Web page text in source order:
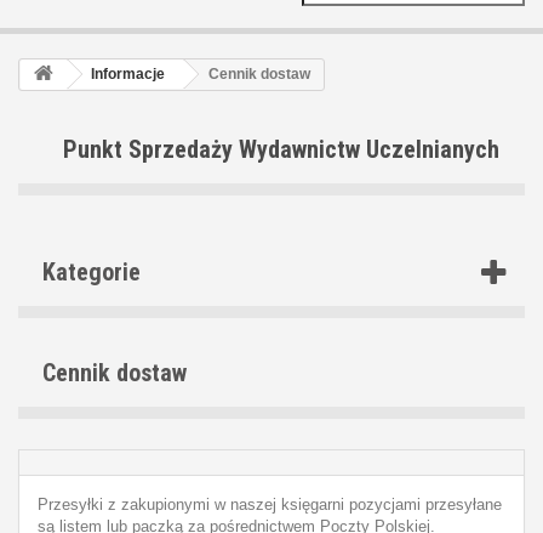
Informacje Cennik dostaw
Punkt Sprzedaży Wydawnictw Uczelnianych
Kategorie
Cennik dostaw
Przesyłki z zakupionymi w naszej księgarni pozycjami przesyłane
są listem lub paczką za pośrednictwem Poczty Polskiej.